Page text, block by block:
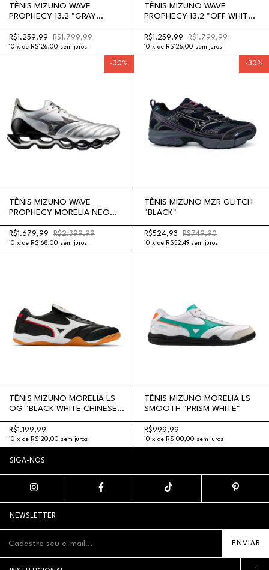
TÊNIS MIZUNO WAVE
PROPHECY 13.2 "GRAY
R$1.259,99 R$1.799,99
10 x de R$126,00 sem juros
TÊNIS MIZUNO WAVE
PROPHECY 13.2 "OFF WHITE
R$1.259,99 R$1.799,99
10 x de R$126,00 sem juros
-30%
TÊNIS MIZUNO WAVE
PROPHECY MORELIA NEO
R$1.679,99 R$2.399,99
10 x de R$168,00 sem juros
-30%
TÊNIS MIZUNO MZR GLITCH
"BLACK"
R$524,93 R$749,90
10 x de R$52,49 sem juros
TÊNIS MIZUNO MORELIA LS
OG "BLACK WHITE CHINESE
R$1.199,99
10 x de R$120,00 sem juros
TÊNIS MIZUNO MORELIA LS
SMOOTH "PRISM WHITE"
R$999,99
10 x de R$100,00 sem juros
SIGA-NOS
NEWSLETTER